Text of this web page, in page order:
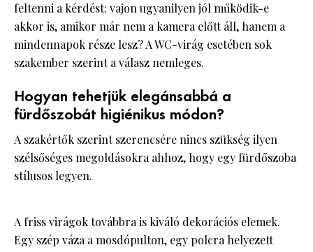
feltenni a kérdést: vajon ugyanilyen jól működik-e
akkor is, amikor már nem a kamera előtt áll, hanem a
mindennapok része lesz? A WC-virág esetében sok
szakember szerint a válasz nemleges.
Hogyan tehetjük elegánsabbá a
fürdőszobát higiénikus módon?
A szakértők szerint szerencsére nincs szükség ilyen
szélsőséges megoldásokra ahhoz, hogy egy fürdőszoba
stílusos legyen.
A friss virágok továbbra is kiváló dekorációs elemek.
Egy szép váza a mosdópulton, egy polcra helyezett